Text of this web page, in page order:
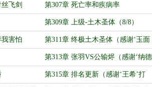
读者’第三次盟主打赏）
飞剑 第307章 死亡率和疾病率
第309章 上级-土木圣体（8/8）
害怕 第311章 终极土木圣体（感谢‘玉面
小小酷霸王’打赏盟主）
第313章 张羽VS公输烬（感谢‘纳德
’打赏盟主）
第315章 排名更新（感谢‘王希’打